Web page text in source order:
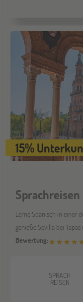
15%
Lerne Spanisch in einer
genieße Sevilla bei
Bewertung:
SPRACH
REISEN